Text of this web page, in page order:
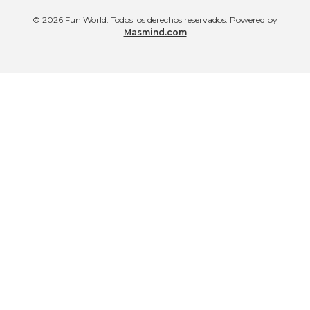
© 2026 Fun World. Todos los derechos reservados. Powered by
Masmind.com